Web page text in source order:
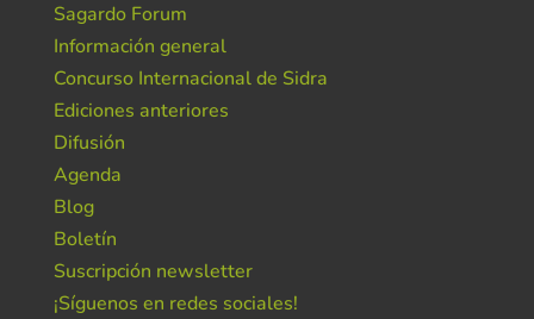
Sagardo Forum
Información general
Concurso Internacional de Sidra
Ediciones anteriores
Difusión
Agenda
Blog
Boletín
Suscripción newsletter
¡Síguenos en redes sociales!